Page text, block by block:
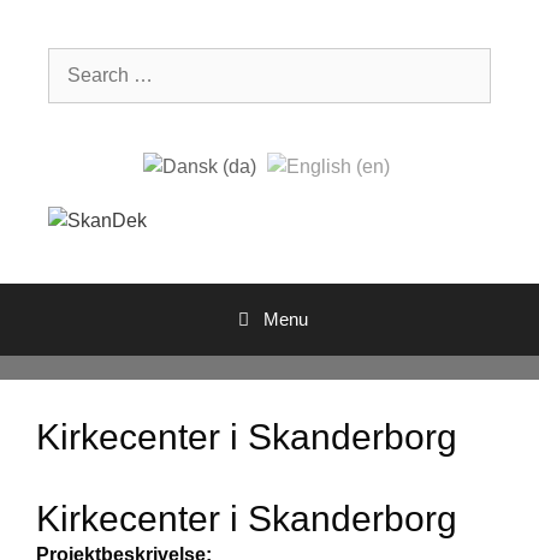
Menu
Kirkecenter i Skanderborg
Kirkecenter i Skanderborg
Projektbeskrivelse: